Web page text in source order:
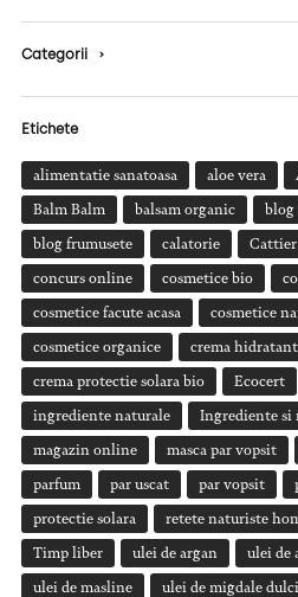
Categorii ›
Etichete
alimentatie sanatoasa aloe vera
Balm Balm balsam organic blog
blog frumusete calatorie Cattier
concurs online cosmetice bio
cosmetice facute acasa cosmetice
cosmetice organice crema
crema protectie solara bio Ecocert
ingrediente naturale Ingrediente si
magazin online masca par vopsit
parfum par uscat par vopsit
protectie solara retete naturiste
Timp liber ulei de argan ulei de
ulei de masline ulei de migdale dulci